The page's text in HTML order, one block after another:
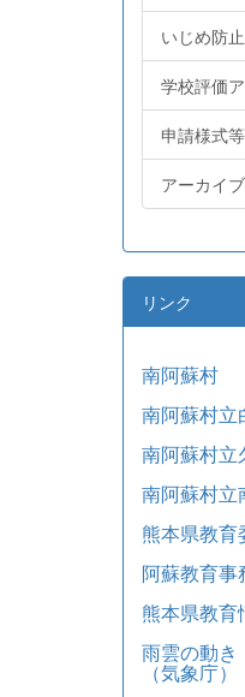
いじめ防
学校評価
申請様式
アーカイブ
リンク
南阿蘇村
南阿蘇村立
南阿蘇村立
南阿蘇村立
熊本県教育
阿蘇教育事
熊本県教育
雨雲の動き
（気象庁）